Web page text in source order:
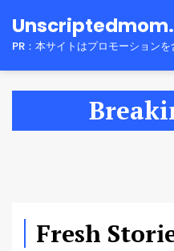
toPR：本サイトはプロモーションを
Fresh
お終活 4日 Ago
ク）
お終活 5日 Ago
ムームードメイン更新料
識高め、時々コスメ
美容・健康 6時間 Ago